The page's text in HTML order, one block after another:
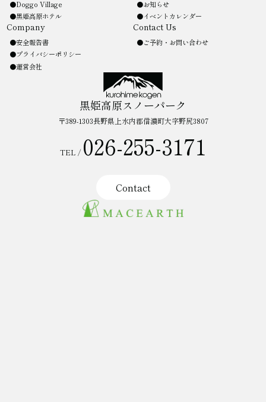
黒姫高原スノーパーク
〒389-1303長野県上水内郡信濃町大字野尻3807
TEL / 026-255-3171
Contact
Doggo Village
黒姫高原ホテル
お知らせ
イベントカレンダー
Company
安全報告書
プライバシーポリシー
運営会社
Contact Us
ご予約・お問い合わせ